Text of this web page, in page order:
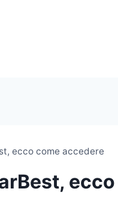
ecco come accedere